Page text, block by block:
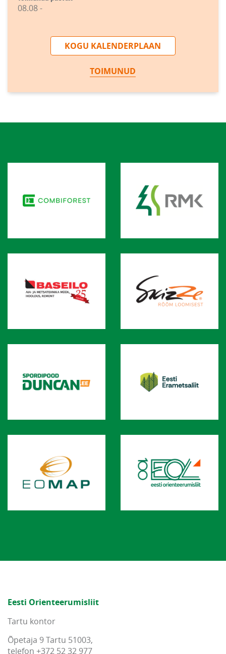
08.08 -
KOGU KALENDERPLAAN
TOIMUNUD
Eesti Orienteerumisliit
Tartu kontor
Õpetaja 9 Tartu 51003,
telefon +372 52 32 977